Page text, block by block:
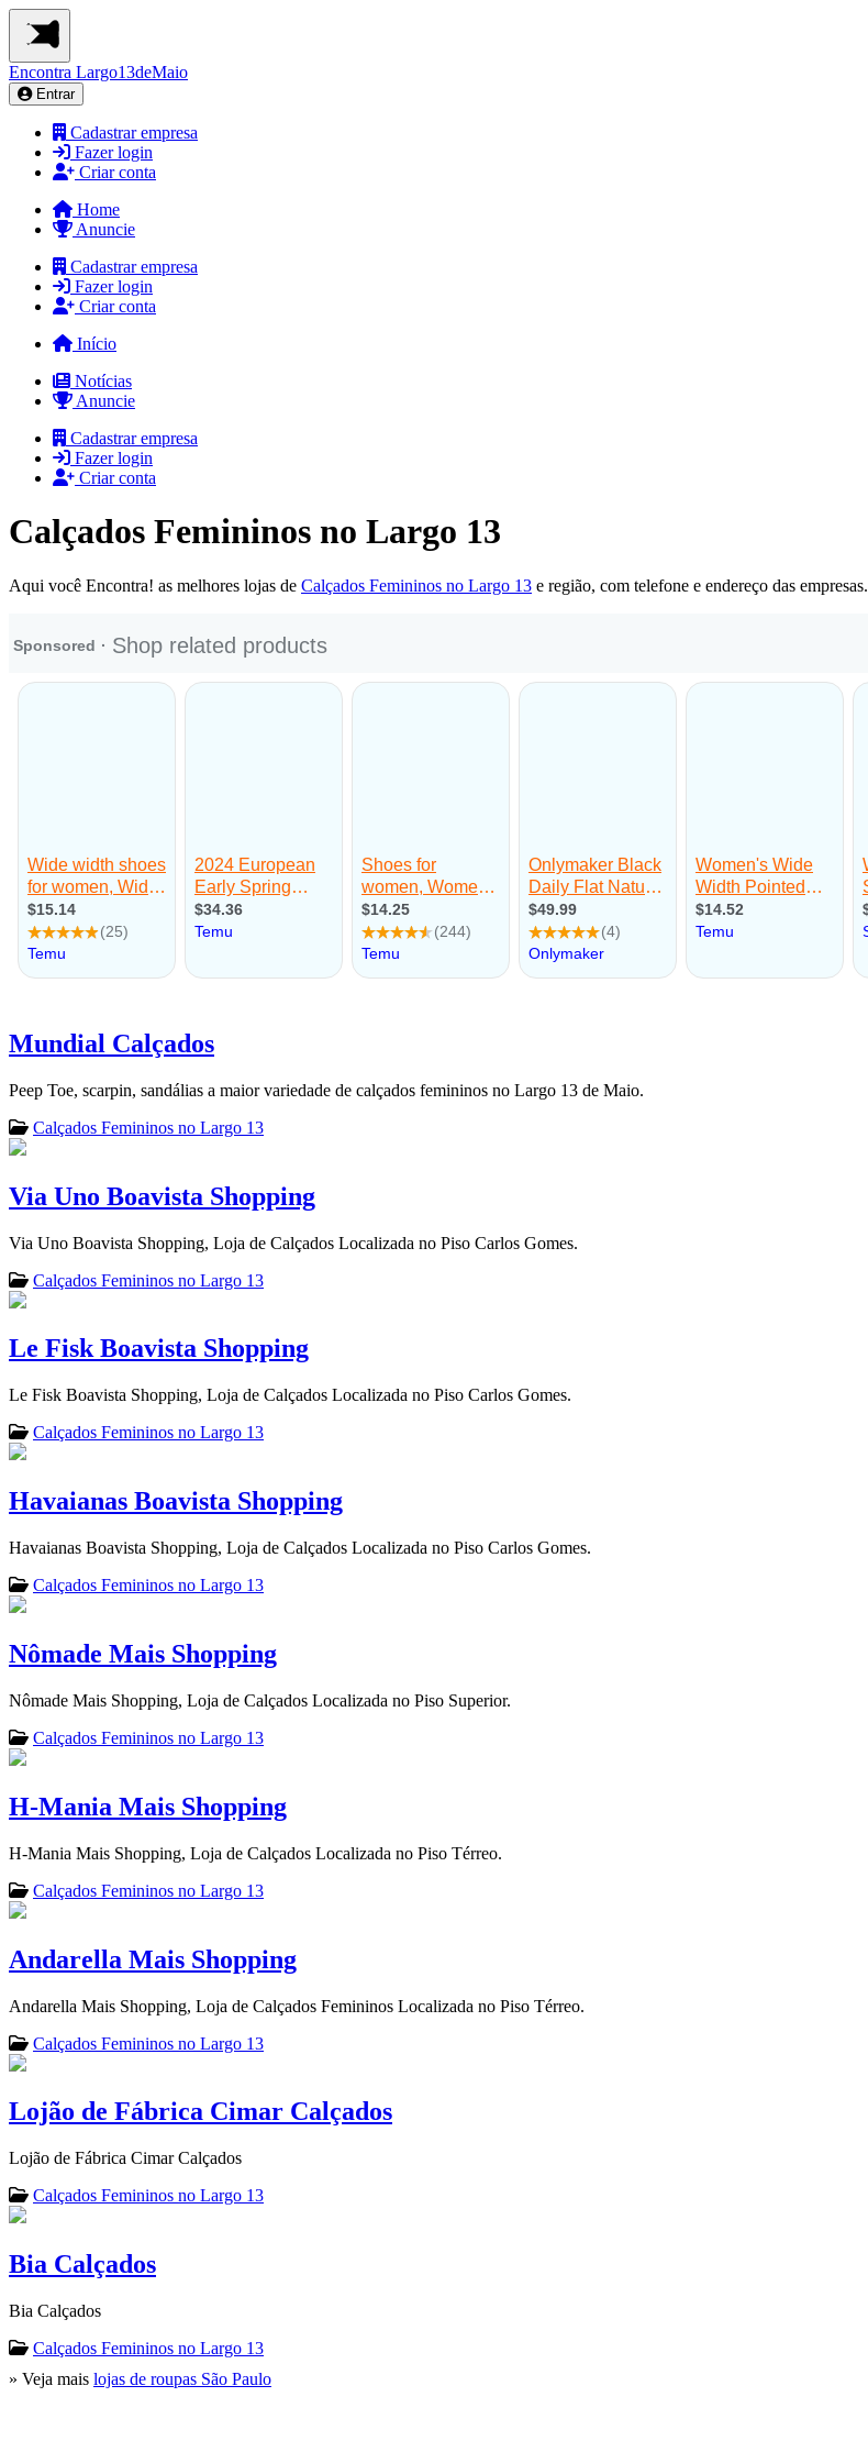
Encontra Largo13deMaio
Entrar
Cadastrar empresa
Fazer login
Criar conta
Home
Anuncie
Cadastrar empresa
Fazer login
Criar conta
Início
Notícias
Anuncie
Cadastrar empresa
Fazer login
Criar conta
Calçados Femininos no Largo 13
Aqui você Encontra! as melhores lojas de Calçados Femininos no Largo 13 e região, com telefone e endereço das empresas.
Mundial Calçados
Peep Toe, scarpin, sandálias a maior variedade de calçados femininos no Largo 13 de Maio.
Calçados Femininos no Largo 13
Via Uno Boavista Shopping
Via Uno Boavista Shopping, Loja de Calçados Localizada no Piso Carlos Gomes.
Calçados Femininos no Largo 13
Le Fisk Boavista Shopping
Le Fisk Boavista Shopping, Loja de Calçados Localizada no Piso Carlos Gomes.
Calçados Femininos no Largo 13
Havaianas Boavista Shopping
Havaianas Boavista Shopping, Loja de Calçados Localizada no Piso Carlos Gomes.
Calçados Femininos no Largo 13
Nômade Mais Shopping
Nômade Mais Shopping, Loja de Calçados Localizada no Piso Superior.
Calçados Femininos no Largo 13
H-Mania Mais Shopping
H-Mania Mais Shopping, Loja de Calçados Localizada no Piso Térreo.
Calçados Femininos no Largo 13
Andarella Mais Shopping
Andarella Mais Shopping, Loja de Calçados Femininos Localizada no Piso Térreo.
Calçados Femininos no Largo 13
Lojão de Fábrica Cimar Calçados
Lojão de Fábrica Cimar Calçados
Calçados Femininos no Largo 13
Bia Calçados
Bia Calçados
Calçados Femininos no Largo 13
» Veja mais lojas de roupas São Paulo